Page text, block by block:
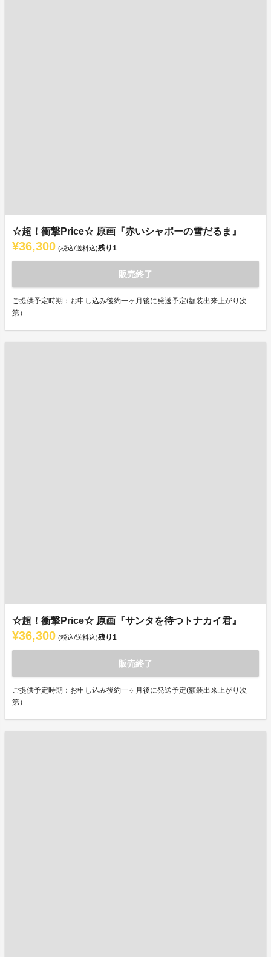
☆超！衝撃Price☆ 原画『赤いシャポーの雪だるま』
¥36,300 (税込/送料込)残り1
販売終了
ご提供予定時期：お申し込み後約一ヶ月後に発送予定(額装出来上がり次
第）
☆超！衝撃Price☆ 原画『サンタを待つトナカイ君』
¥36,300 (税込/送料込)残り1
販売終了
ご提供予定時期：お申し込み後約一ヶ月後に発送予定(額装出来上がり次
第）